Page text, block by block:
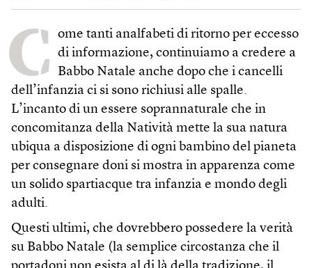
C
ome tanti analfabeti di ritorno per eccesso
di informazione, continuiamo a credere a
Babbo Natale anche dopo che i cancelli
dell’infanzia ci si sono richiusi alle spalle.
L’incanto di un essere soprannaturale che in
concomitanza della Natività mette la sua natura
ubiqua a disposizione di ogni bambino del pianeta
per consegnare doni si mostra in apparenza come
un solido spartiacque tra infanzia e mondo degli
adulti.
Questi ultimi, che dovrebbero possedere la verità
su Babbo Natale (la semplice circostanza che il